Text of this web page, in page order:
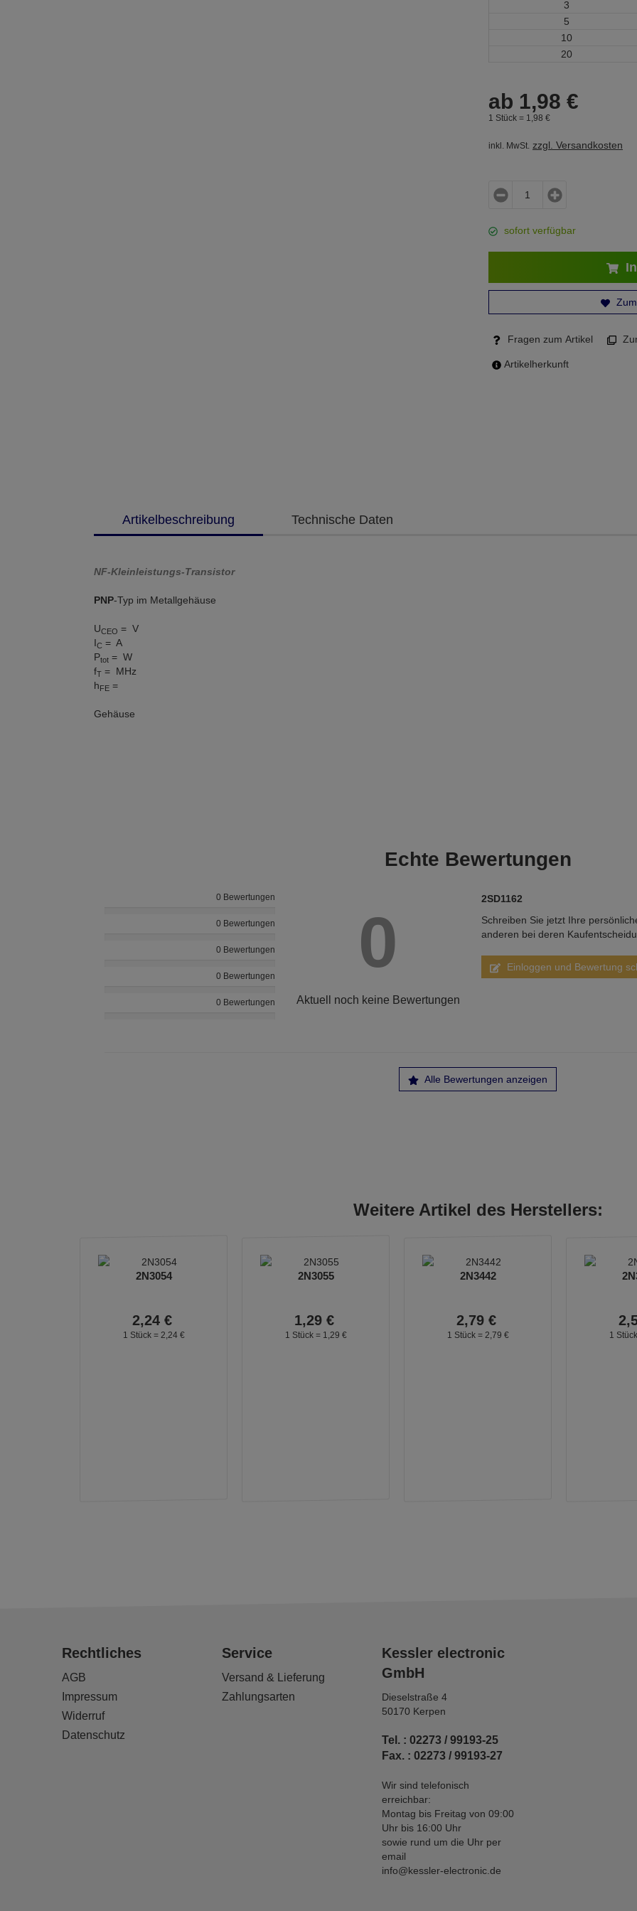
3
5
10
20
ab 1,98 €
1 Stück = 1, 98 €
inkl. MwSt. zzgl. Versandkosten
sofort verfügbar
Fragen zum Artikel
Artikelherkunft
Artikelbeschreibung Technische Daten
NF-Kleinleistungs-Transistor
PNP-Typ im Metallgehäuse
UCEO = V
IC = A
Ptot = W
fT = MHz
hFE =
Gehäuse
Echte Bewertungen
0 Bewertungen
0 Bewertungen
0 Bewertungen
0 Bewertungen
0 Bewertungen
0
Aktuell noch keine Bewertungen
2SD1162
Schreiben Sie jetzt Ihre
anderen bei deren
Einloggen und Bewertung
Alle Bewertungen anzeigen
Weitere Artikel des Herstellers:
2N3054
2,24 €
1 Stück = 2, 24 €
2N3055
1,29 €
1 Stück = 1, 29 €
2N3442
2,79 €
1 Stück = 2, 79 €
2,
1
Rechtliches
AGB
Impressum
Widerruf
Datenschutz
Service
Versand & Lieferung
Zahlungsarten
Kessler electronic
GmbH
Dieselstraße 4
50170 Kerpen
Tel. : 02273 / 99193-25
Fax. : 02273 / 99193-27
Wir sind telefonisch
erreichbar:
Montag bis Freitag von 09:00
Uhr bis 16:00 Uhr
sowie rund um die Uhr per
email
info@kessler-electronic.de